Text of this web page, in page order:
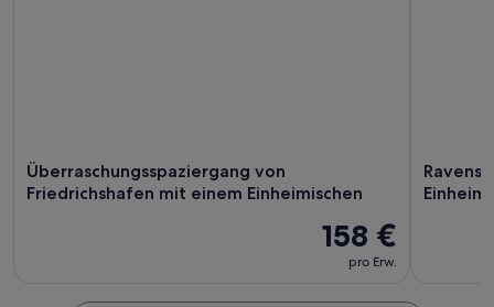
Überraschungsspaziergang von
Friedrichshafen mit einem Einheimischen
158 €
pro Erw.